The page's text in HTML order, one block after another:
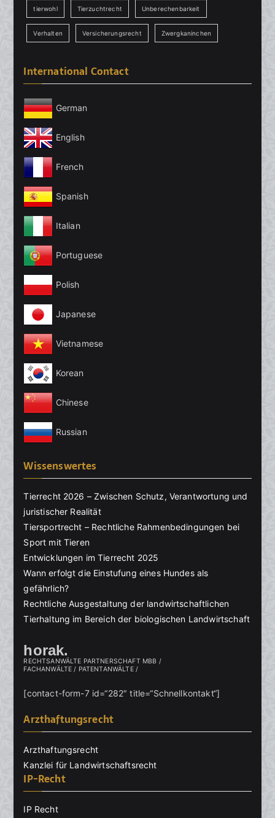
tierwohl Tierzuchtrecht Unberechenbarkeit
Verhalten Versicherungsrecht Zwergkaninchen
International Contact
German
English
French
Spanish
Italian
Portuguese
Polish
Japanese
Vietnamese
Korean
Chinese
Russian
Wissenswertes
Tierrecht 2026 – Zwischen Schutz, Verantwortung und
juristischer Realität
Tiersportrecht – Rechtliche Rahmenbedingungen bei
Sport mit Tieren
Entwicklungen im Tierrecht 2025
Wann erfolgt die Einstufung eines Hundes als
gefährlich?
Rechtliche Ausgestaltung der landwirtschaftlichen
Tierhaltung im Bereich der biologischen Landwirtschaft
horak.
RECHTSANWÄLTE PARTNERSCHAFT MBB /
FACHANWÄLTE / PATENTANWÄLTE /
[contact-form-7 id=“282″ title=“Schnellkontakt“]
Arzthaftungsrecht
Arzthaftungsrecht
Kanzlei für Landwirtschaftsrecht
IP-Recht
IP Recht